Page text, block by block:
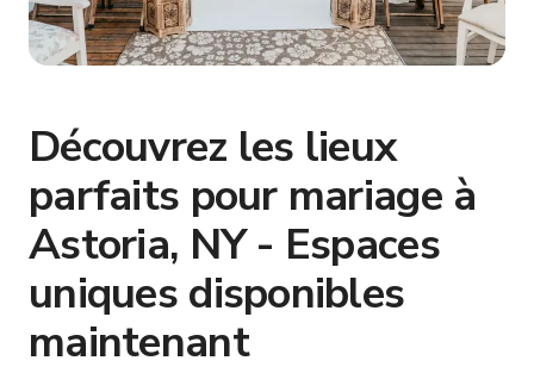
Découvrez les lieux
parfaits pour mariage à
Astoria, NY - Espaces
uniques disponibles
maintenant